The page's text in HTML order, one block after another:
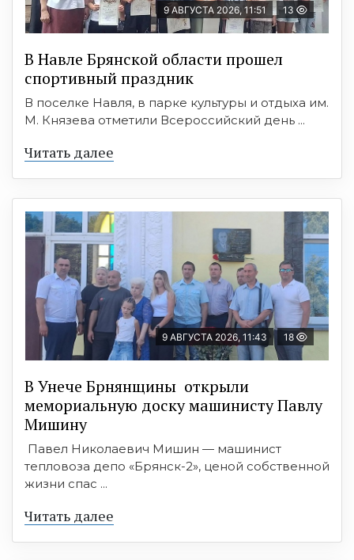
9 АВГУСТА 2026, 11:51 13
В Навле Брянской области прошел
спортивный праздник
В поселке Навля, в парке культуры и отдыха им.
М. Князева отметили Всероссийский день ...
Читать далее
9 АВГУСТА 2026, 11:43 18
В Унече Брнянщины открыли
мемориальную доску машинисту Павлу
Мишину
Павел Николаевич Мишин — машинист
тепловоза депо «Брянск-2», ценой собственной
жизни спас ...
Читать далее